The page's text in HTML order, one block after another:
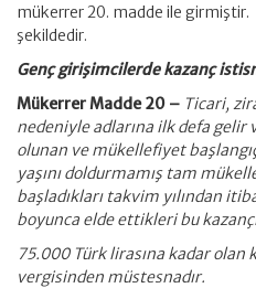
mükerrer 20. madde ile girmiştir.
şekildedir.
Genç girişimcilerde kazanç
Mükerrer Madde 20 – Ticari,
nedeniyle adlarına ilk defa
olunan ve mükellefiyet
yaşını doldurmamış tam
başladıkları takvim yılından
boyunca elde ettikleri bu
75.000 Türk lirasına kadar olan
vergisinden müstesnadır.